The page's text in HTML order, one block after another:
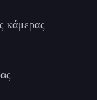
κάμερας